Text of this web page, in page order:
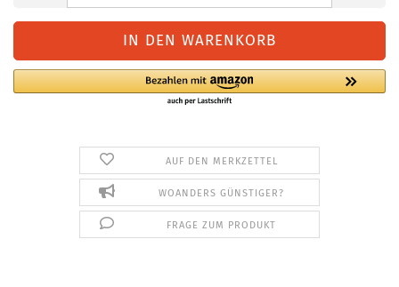
AUF DEN MERKZETTEL
WOANDERS GÜNSTIGER?
FRAGE ZUM PRODUKT